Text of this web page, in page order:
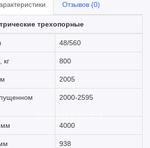
Доставка и оплата
Отзывов (0)
трехопорные
48/560
кг 800
2005
2000-2595
мм 4000
938